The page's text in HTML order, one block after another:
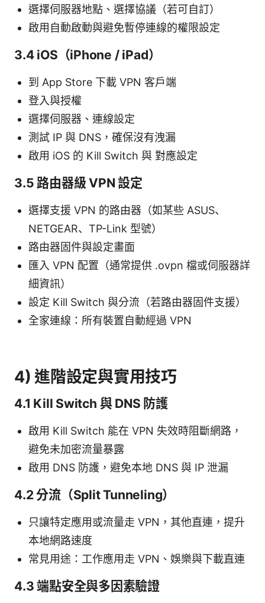
選擇伺服器地點、選擇協議（若可自訂）
啟用自動啟動與避免暫停連線的權限設定
3.4 iOS（iPhone / iPad）
到 App Store 下載 VPN 客戶端
登入與授權
選擇伺服器、連線設定
測試 IP 與 DNS，確保沒有洩漏
啟用 iOS 的 Kill Switch 與 對應設定
3.5 路由器級 VPN 設定
選擇支援 VPN 的路由器（如某些 ASUS、
NETGEAR、TP-Link 型號）
路由器固件與設定畫面
匯入 VPN 配置（通常提供 .ovpn 檔或伺服器詳
細資訊）
設定 Kill Switch 與分流（若路由器固件支援）
全家連線：所有裝置自動經過 VPN
4) 進階設定與實用技巧
4.1 Kill Switch 與 DNS 防護
啟用 Kill Switch 能在 VPN 失效時阻斷網路，
避免未加密流量暴露
啟用 DNS 防護，避免本地 DNS 與 IP 泄漏
4.2 分流（Split Tunneling）
只讓特定應用或流量走 VPN，其他直連，提升
本地網路速度
常見用途：工作應用走 VPN、娛樂與下載直連
4.3 端點安全與多因素驗證